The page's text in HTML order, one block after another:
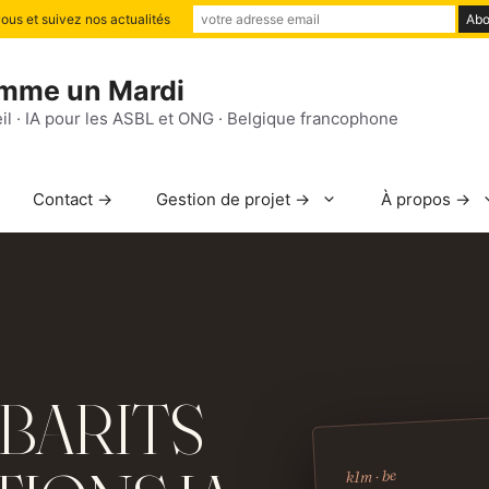
un Mardi
· IA pour les ASBL et ONG · Belgique francophone
Contact → Gestion de projet → À propos →
k1m · be
et suivez nos actualités